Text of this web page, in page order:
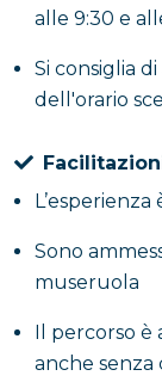
alle 9:30 e
Si consiglia
dell'orario
Sono
museruola
Il percorso
anche senza